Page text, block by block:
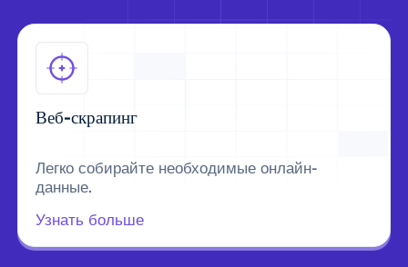
Веб-скрапинг
Легко собирайте необходимые онлайн-
данные.
Узнать больше